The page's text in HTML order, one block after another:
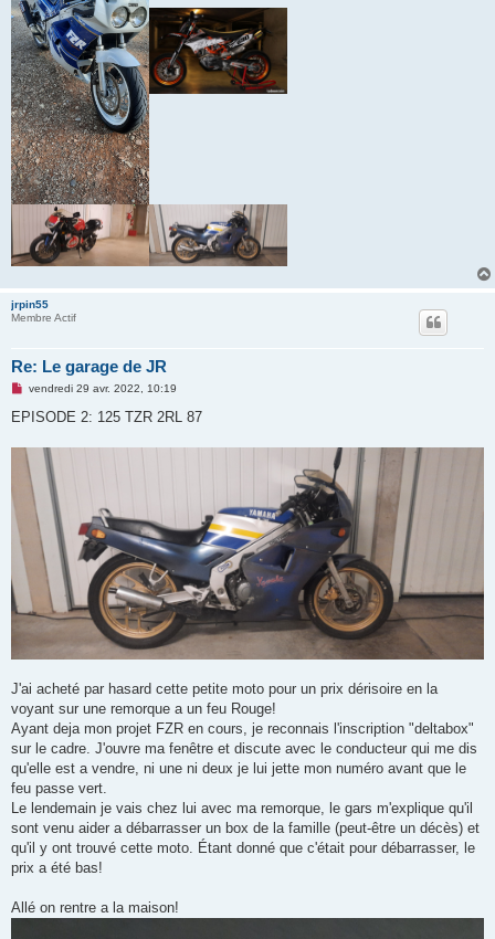
jrpin55
Membre Actif
Re: Le garage de JR
M
s
g
e
vendredi 29 avr. 2022, 10:19
EPISODE 2: 125 TZR 2RL 87
J'ai acheté par hasard cette petite moto pour un prix dérisoire en la
voyant sur une remorque a un feu Rouge!
Ayant deja mon projet FZR en cours, je reconnais l'inscription "deltabox"
sur le cadre. J'ouvre ma fenêtre et discute avec le conducteur qui me dis
qu'elle est a vendre, ni une ni deux je lui jette mon numéro avant que le
feu passe vert.
Le lendemain je vais chez lui avec ma remorque, le gars m'explique qu'il
sont venu aider a débarrasser un box de la famille (peut-être un décès) et
qu'il y ont trouvé cette moto. Étant donné que c'était pour débarrasser, le
prix a été bas!
Allé on rentre a la maison!